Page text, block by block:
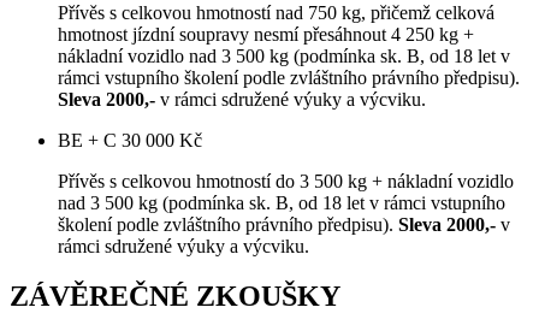
Přívěs s celkovou hmotností nad 750 kg, přičemž celková
hmotnost jízdní soupravy nesmí přesáhnout 4 250 kg +
nákladní vozidlo nad 3 500 kg (podmínka sk. B, od 18 let v
rámci vstupního školení podle zvláštního právního předpisu).
Sleva 2000,- v rámci sdružené výuky a výcviku.
BE + C 30 000 Kč
Přívěs s celkovou hmotností do 3 500 kg + nákladní vozidlo
nad 3 500 kg (podmínka sk. B, od 18 let v rámci vstupního
školení podle zvláštního právního předpisu). Sleva 2000,- v
rámci sdružené výuky a výcviku.
ZÁVĚREČNÉ ZKOUŠKY